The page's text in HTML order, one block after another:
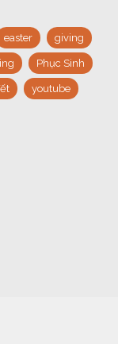
easter giving
Phục Sinh
youtube